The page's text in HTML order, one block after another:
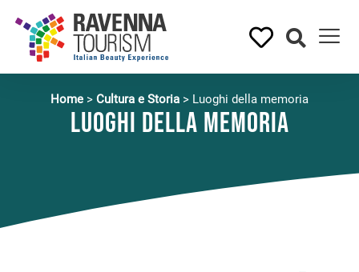
Home > Cultura e Storia > Luoghi della memoria
Luoghi della memoria